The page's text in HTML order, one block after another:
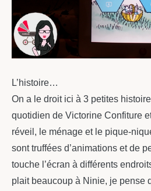
L’histoire…
On a le droit ici à 3 petites
quotidien de Victorine Confiture
réveil, le ménage et le pique-
sont truffées d’animations et de
touche l’écran à différents
plait beaucoup à Ninie, je pense